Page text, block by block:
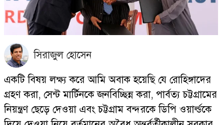
সিরাজুল হোসেন
একটি বিষয় লক্ষ্য করে আমি অবাক হয়েছি যে রোহিঙ্গাদের
গ্রহণ করা, সেন্ট মার্টিনকে জনবিচ্ছিন্ন করা, পার্বত্য চট্টগ্রামের
নিয়ন্ত্রণ ছেড়ে দেওয়া এবং চট্টগ্রাম বন্দরকে ডিপি ওয়ার্ল্ডকে